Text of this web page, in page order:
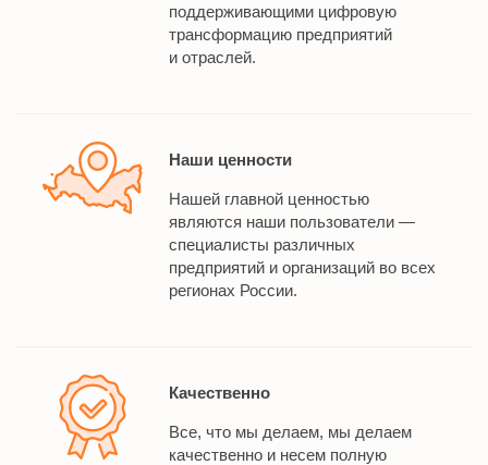
поддерживающими цифровую
трансформацию предприятий
и отраслей.
Наши ценности
Нашей главной ценностью
являются наши пользователи —
специалисты различных
предприятий и организаций во всех
регионах России.
Качественно
Все, что мы делаем, мы делаем
качественно и несем полную